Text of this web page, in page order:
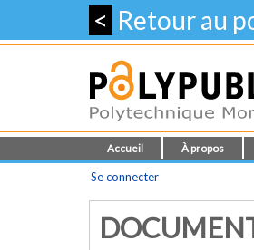
< Retour au
Accueil À propos
Se connecter